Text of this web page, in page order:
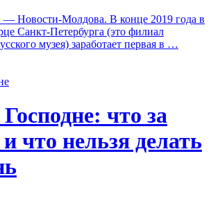
Молдова. В конце 2019 года в
Санкт-Петербурга (это филиал
музея) заработает первая в …
что за
что нельзя делать